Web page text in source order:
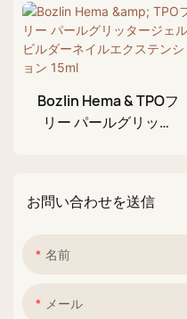
ルエクステンションジ
ェルビルダー ボトル
入り
Bozlin Hema & TPOフ
リー パールグリッタ
お問い合わせを送信
名前
メール